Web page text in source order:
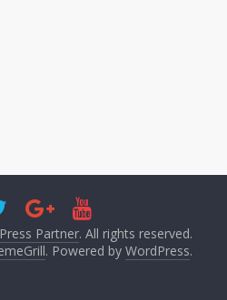
Partner. All rights reserved.
. Powered by WordPress.